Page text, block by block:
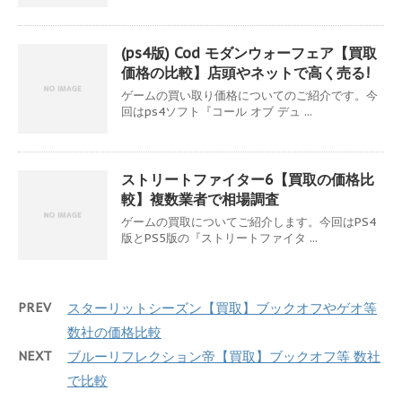
(ps4版) Cod モダンウォーフェア【買取
価格の比較】店頭やネットで高く売る!
ゲームの買い取り価格についてのご紹介です。今
回はps4ソフト『コール オブ デュ ...
ストリートファイター6【買取の価格比
較】複数業者で相場調査
ゲームの買取についてご紹介します。今回はPS4
版とPS5版の『ストリートファイタ ...
PREV
スターリットシーズン【買取】ブックオフやゲオ等
数社の価格比較
NEXT
ブルーリフレクション帝【買取】ブックオフ等 数社
で比較